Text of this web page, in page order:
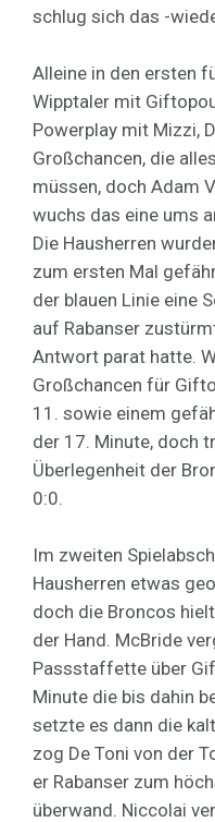
schlug sich das -
Alleine in den ersten
Wipptaler mit
Powerplay mit Mizzi,
Großchancen, die
müssen, doch Adam
wuchs das eine ums
Die Hausherren
zum ersten Mal
der blauen Linie eine
auf Rabanser
Antwort parat hatte.
Großchancen für
11. sowie einem
der 17. Minute, doch
Überlegenheit der
0:0.
Im zweiten
Hausherren etwas
doch die Broncos
der Hand. McBride
Passstaffette über
Minute die bis dahin
setzte es dann die
zog De Toni von der
er Rabanser zum
überwand. Niccolai